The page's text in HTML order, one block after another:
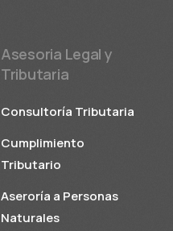
Asesoria Legal y
Tributaria
Consultoría Tributaria
Cumplimiento
Tributario
Aseroría a Personas
Naturales